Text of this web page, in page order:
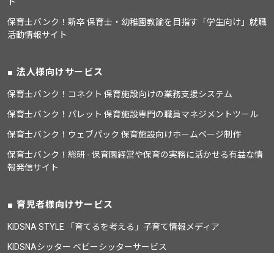
保育士バンク！新卒 保育士・幼稚園教諭を目指す「学生向け」就職
活動情報サイト
法人様向けサービス
保育士バンク！コネクト 保育施設向けの業務支援システム
保育士バンク！パレット 保育施設専門の職員マネジメントツール
保育士バンク！ウェブパック 保育施設向けホームページ制作
保育士バンク！総研 - 保育園経営や保育の実務に活かせる有益な情
報発信サイト
育児者様向けサービス
KIDSNA STYLE 「育てるを考える」子育て情報メディア
KIDSNAシッター ベビーシッターサービス